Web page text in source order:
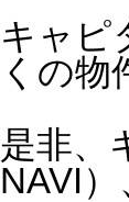
キャピ
くの物
是非、
NAVI